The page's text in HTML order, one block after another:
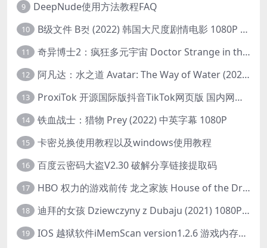
9 DeepNude使用方法教程FAQ
10 B级文件 B컷 (2022) 韩国大尺度剧情电影 1080P 中字
11 奇异博士2：疯狂多元宇宙 Doctor Strange in the Multiverse of Madness (2022) 高清版1080p
12 阿凡达：水之道 Avatar: The Way of Water (2022) 1080p 2k 4k 中文字幕
13 ProxiTok 开源国际版抖音TikTok网页版 国内网络直连
14 铁血战士：猎物 Prey (2022) 中英字幕 1080P
15 卡密兑换使用教程以及windows使用教程
16 百度云密码大盗V2.30 破解分享链接提取码
17 HBO 权力的游戏前传 龙之家族 House of the Dragon (2022) 中字 1080P 更新4集
18 迪拜的女孩 Dziewczyny z Dubaju (2021) 1080P 中字
19 IOS 越狱软件iMemScan version1.2.6 游戏内存修改器